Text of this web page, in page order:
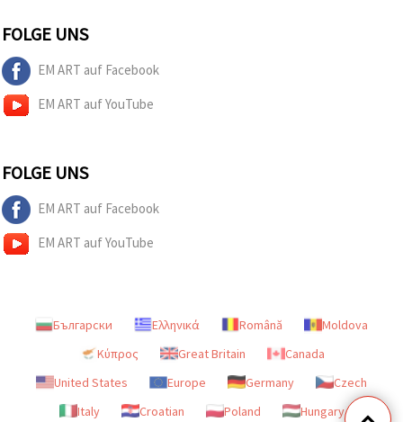
FOLGE UNS
EM ART auf Facebook
EM ART auf YouTube
FOLGE UNS
EM ART auf Facebook
EM ART auf YouTube
Български Ελληνικά Română
Moldova
Κύπρος
Great Britain
Canada
United States
Europe Germany
Czech
Italy
Croatian Poland Hungary